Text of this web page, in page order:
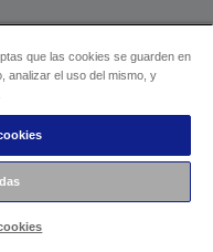
que las cookies se guarden en
analizar el uso del mismo, y